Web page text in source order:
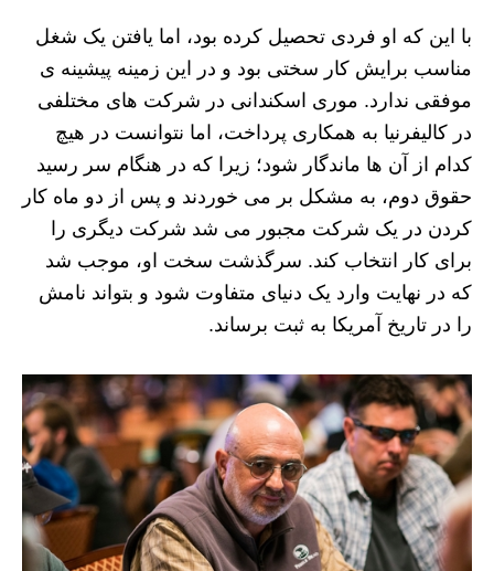
با این که او فردی تحصیل کرده بود، اما یافتن یک شغل
مناسب برایش کار سختی بود و در این زمینه پیشینه ی
موفقی ندارد. موری اسکندانی در شرکت های مختلفی
در کالیفرنیا به همکاری پرداخت، اما نتوانست در هیچ
کدام از آن ها ماندگار شود؛ زیرا که در هنگام سر رسید
حقوق دوم، به مشکل بر می خوردند و پس از دو ماه کار
کردن در یک شرکت مجبور می شد شرکت دیگری را
برای کار انتخاب کند. سرگذشت سخت او، موجب شد
که در نهایت وارد یک دنیای متفاوت شود و بتواند نامش
را در تاریخ آمریکا به ثبت برساند.